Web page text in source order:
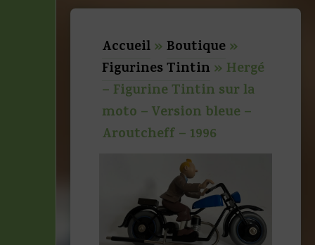
Accueil»Boutique»
Figurines Tintin » Hergé
– Figurine Tintin sur la
moto – Version bleue –
Aroutcheff – 1996